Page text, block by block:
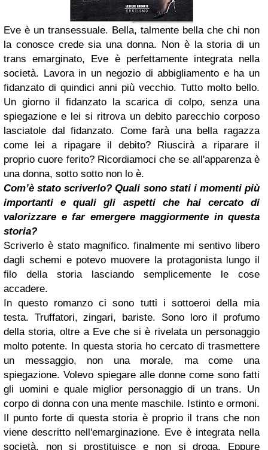
Eve è un transessuale. Bella, talmente bella che chi non
la conosce crede sia una donna. Non è la storia di un
trans emarginato, Eve è perfettamente integrata nella
società. Lavora in un negozio di abbigliamento e ha un
fidanzato di quindici anni più vecchio. Tutto molto bello.
Un giorno il fidanzato la scarica di colpo, senza una
spiegazione e lei si ritrova un debito parecchio corposo
lasciatole dal fidanzato. Come farà una bella ragazza
come lei a ripagare il debito? Riuscirà a riparare il
proprio cuore ferito? Ricordiamoci che se all'apparenza è
una donna, sotto sotto non lo è.
Com’è stato scriverlo? Quali sono stati i momenti più
importanti e quali gli aspetti che hai cercato di
valorizzare e far emergere maggiormente in questa
storia?
Scriverlo è stato magnifico. finalmente mi sentivo libero
dagli schemi e potevo muovere la protagonista lungo il
filo della storia lasciando semplicemente le cose
accadere.
In questo romanzo ci sono tutti i sottoeroi della mia
testa. Truffatori, zingari, bariste. Sono loro il profumo
della storia, oltre a Eve che si è rivelata un personaggio
molto potente. In questa storia ho cercato di trasmettere
un messaggio, non una morale, ma come una
spiegazione. Volevo spiegare alle donne come sono fatti
gli uomini e quale miglior personaggio di un trans. Un
corpo di donna con una mente maschile. Istinto e ormoni.
Il punto forte di questa storia è proprio il trans che non
viene descritto nell'emarginazione. Eve è integrata nella
società, non si prostituisce e non si droga. Eppure